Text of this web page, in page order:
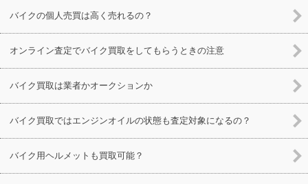
バイクの個人売買は高く売れるの？
オンライン査定でバイク買取をしてもらうときの注意
バイク買取は業者かオークションか
バイク買取ではエンジンオイルの状態も査定対象になるの？
バイク用ヘルメットも買取可能？